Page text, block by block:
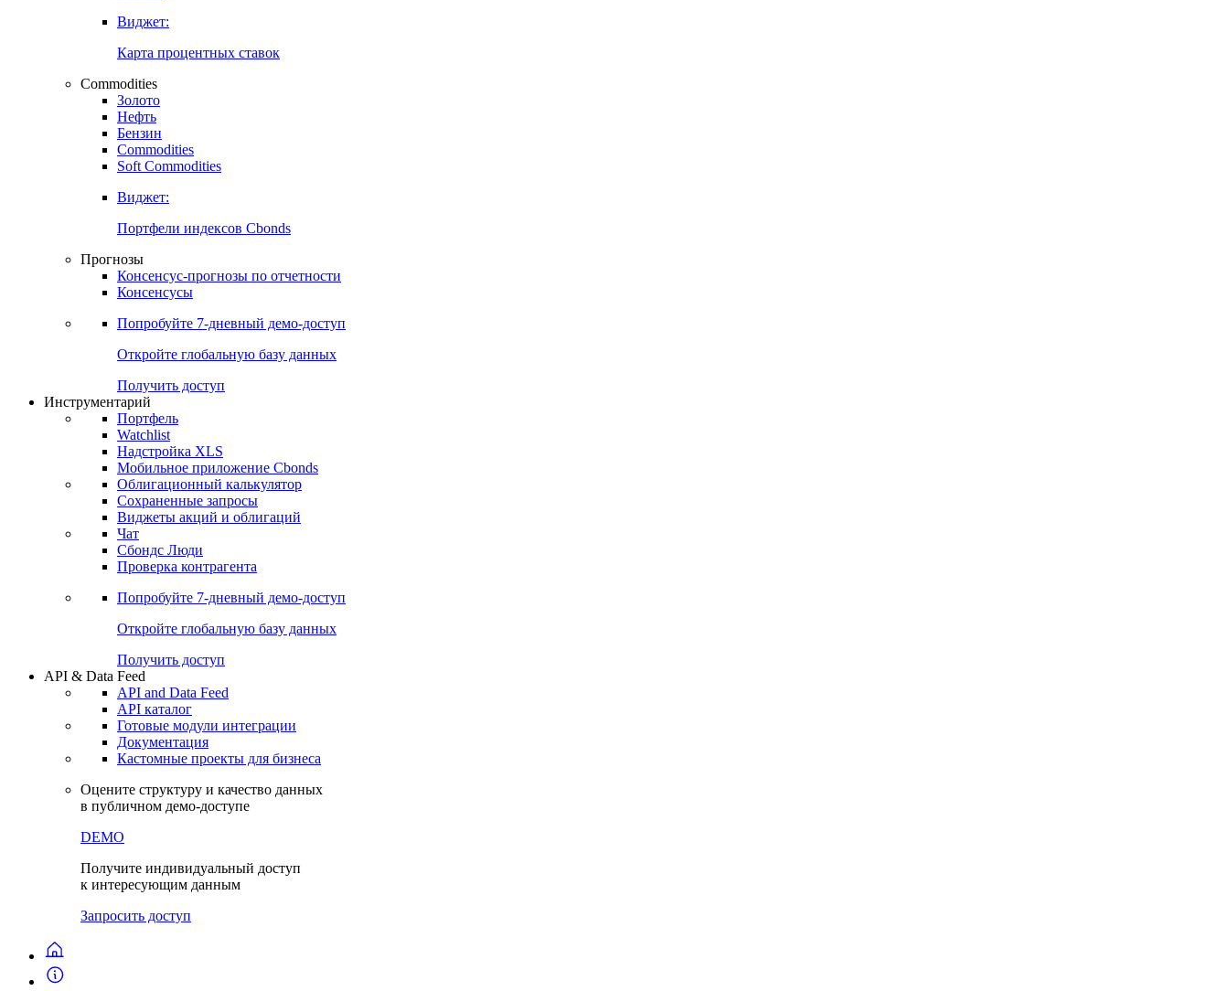
Виджет:
Карта процентных ставок
Commodities
Золото
Нефть
Бензин
Commodities
Soft Commodities
Виджет:
Портфели индексов Cbonds
Прогнозы
Консенсус-прогнозы по отчетности
Консенсусы
Попробуйте 7-дневный демо-доступ
Откройте глобальную базу данных
Получить доступ
Инструментарий
Портфель
Watchlist
Надстройка XLS
Мобильное приложение Cbonds
Облигационный калькулятор
Сохраненные запросы
Виджеты акций и облигаций
Чат
Сбондс Люди
Проверка контрагента
Попробуйте 7-дневный демо-доступ
Откройте глобальную базу данных
Получить доступ
API & Data Feed
API and Data Feed
API каталог
Готовые модули интеграции
Документация
Кастомные проекты для бизнеса
Оцените структуру и качество данных
в публичном демо-доступе
DEMO
Получите индивидуальный доступ
к интересующим данным
Запросить доступ